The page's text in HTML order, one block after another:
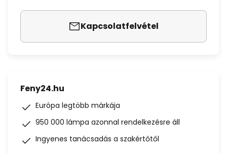
Kapcsolatfelvétel
Feny24.hu
Európa legtöbb márkája
950 000 lámpa azonnal rendelkezésre áll
Ingyenes tanácsadás a szakértőtől